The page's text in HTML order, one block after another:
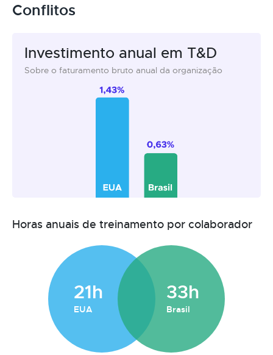
Conflitos
Investimento anual em T&D
Sobre o faturamento bruto anual da organização
Horas anuais de treinamento por colaborador
21h
EUA
33h
Brasil